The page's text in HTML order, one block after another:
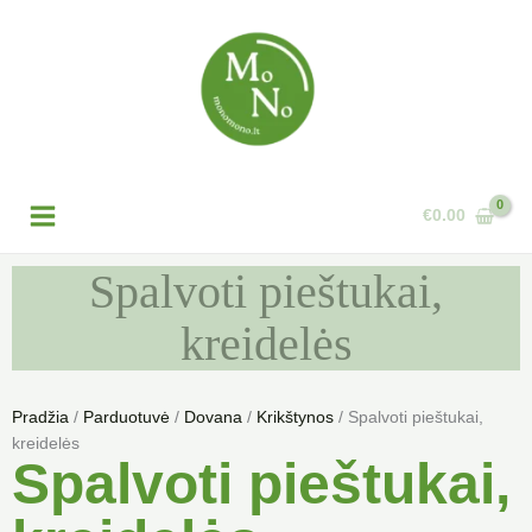
€0.00
Spalvoti pieštukai,
kreidelės
Pradžia / Parduotuvė / Dovana / Krikštynos / Spalvoti pieštukai,
kreidelės
Spalvoti pieštukai,